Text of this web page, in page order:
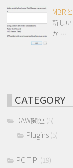
MBR
新しい
か …
CATEGORY
DAW関連 (5)
Plugins (5)
PC TIP! (19)